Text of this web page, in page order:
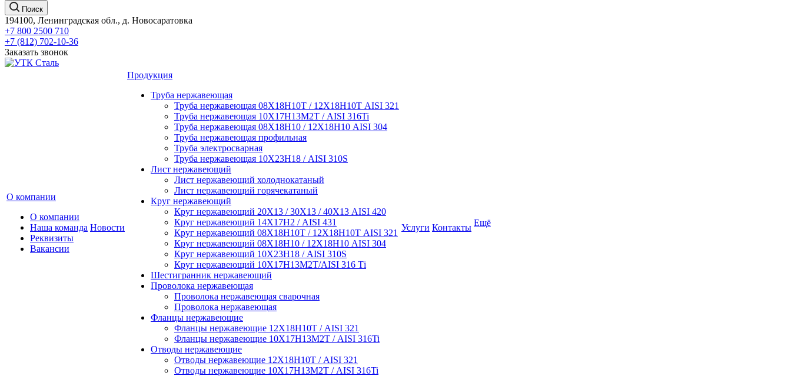
Поиск
194100, Ленинградская обл., д. Новосаратовка
+7 800 2500 710
+7 (812) 702-10-36
Заказать звонок
О компании
О компании
Наша команда
Реквизиты
Вакансии
Новости
Продукция
Труба нержавеющая
Труба нержавеющая 08Х18Н10Т / 12Х18Н10Т AISI 321
Труба нержавеющая 10Х17Н13М2Т / AISI 316Ti
Труба нержавеющая 08Х18Н10 / 12Х18Н10 AISI 304
Труба нержавеющая профильная
Труба электросварная
Труба нержавеющая 10Х23Н18 / AISI 310S
Лист нержавеющий
Лист нержавеющий холоднокатаный
Лист нержавеющий горячекатаный
Круг нержавеющий
Круг нержавеющий 20Х13 / 30Х13 / 40Х13 AISI 420
Круг нержавеющий 14Х17Н2 / AISI 431
Круг нержавеющий 08Х18Н10Т / 12Х18Н10Т AISI 321
Круг нержавеющий 08Х18Н10 / 12Х18Н10 AISI 304
Круг нержавеющий 10Х23Н18 / AISI 310S
Круг нержавеющий 10Х17Н13М2Т/AISI 316 Тi
Шестигранник нержавеющий
Проволока нержавеющая
Проволока нержавеющая сварочная
Проволока нержавеющая
Фланцы нержавеющие
Фланцы нержавеющие 12Х18Н10Т / AISI 321
Фланцы нержавеющие 10Х17Н13М2Т / AISI 316Ti
Отводы нержавеющие
Отводы нержавеющие 12Х18Н10Т / AISI 321
Отводы нержавеющие 10Х17Н13М2Т / AISI 316Ti
Услуги Контакты Ещё